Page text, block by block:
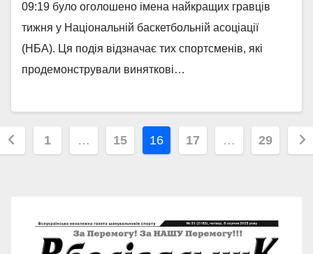
09:19 було оголошено імена найкращих гравців
тижня у Національній баскетбольній асоціації
(НБА). Ця подія відзначає тих спортсменів, які
продемонстрували виняткові…
1 … 15 16 17 … 29